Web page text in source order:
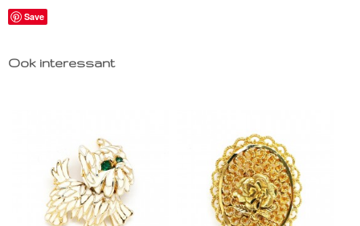
Save
Ook interessant